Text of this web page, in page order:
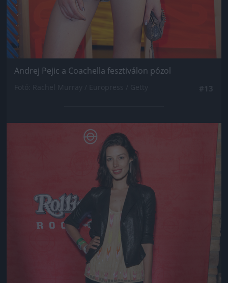
Andrej Pejic a Coachella fesztiválon pózol
Jön még kép!